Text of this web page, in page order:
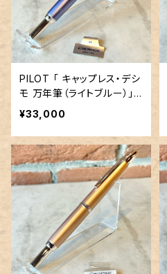
PILOT 「 キャップレス・デシ
モ 万年筆（ライトブルー）」
／字幅F／18金ペン先
¥33,000